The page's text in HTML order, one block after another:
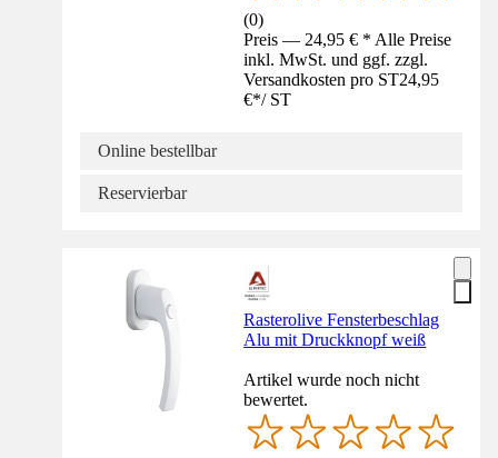
(0)
Preis — 24,95 € * Alle Preise
inkl. MwSt. und ggf. zzgl.
Versandkosten pro ST24,95
€*/ ST
Online bestellbar
Reservierbar
Rasterolive Fensterbeschlag
Alu mit Druckknopf weiß
Artikel wurde noch nicht
bewertet.